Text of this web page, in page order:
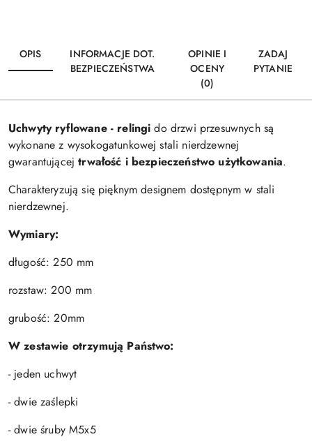
OPIS
INFORMACJE DOT.
BEZPIECZEŃSTWA
OPINIE I
OCENY
(0)
ZADAJ
PYTANIE
Uchwyty ryflowane - relingi do drzwi przesuwnych są
wykonane z wysokogatunkowej stali nierdzewnej
gwarantującejtrwałość i bezpieczeństwo użytkowania.
Charakteryzują się pięknym designem dostępnym w stali
nierdzewnej.
Wymiary:
długość: 250 mm
rozstaw: 200 mm
grubość: 20mm
W zestawie otrzymują Państwo:
- jeden uchwyt
- dwie zaślepki
- dwie śruby M5x5